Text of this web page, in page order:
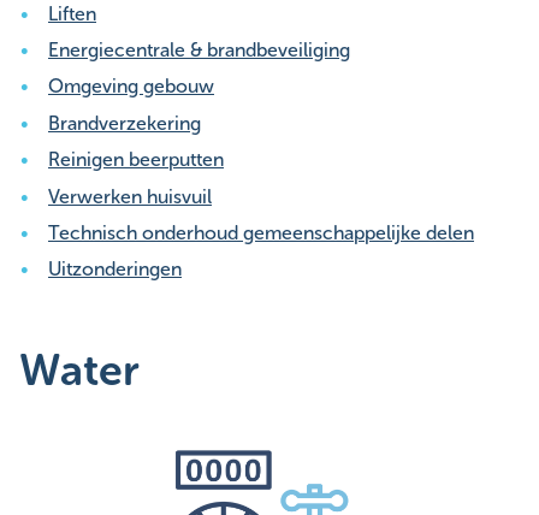
Liften
Energiecentrale & brandbeveiliging
Omgeving gebouw
Brandverzekering
Reinigen beerputten
Verwerken huisvuil
Technisch onderhoud gemeenschappelijke delen
Uitzonderingen
Water